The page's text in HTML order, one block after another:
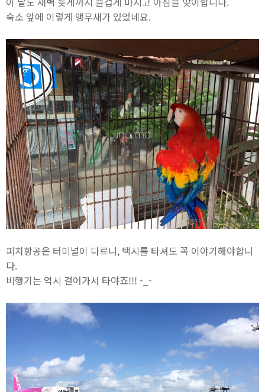
숙소 앞에 이렇게 앵무새가 있었네요.
피치항공은 터미널이 다르니, 택시를 타셔도 꼭 이야기해야합니
다.
비행기는 역시 걸어가서 타야죠!!! -_-